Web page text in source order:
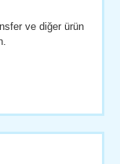
ve diğer ürün